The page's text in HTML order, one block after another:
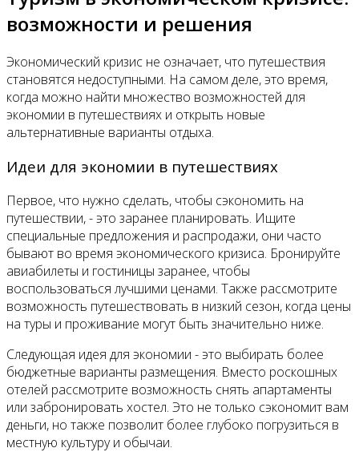
возможности и решения
Экономический кризис не означает, что путешествия
становятся недоступными. На самом деле, это время,
когда можно найти множество возможностей для
экономии в путешествиях и открыть новые
альтернативные варианты отдыха.
Идеи для экономии в путешествиях
Первое, что нужно сделать, чтобы сэкономить на
путешествии, - это заранее планировать. Ищите
специальные предложения и распродажи, они часто
бывают во время экономического кризиса. Бронируйте
авиабилеты и гостиницы заранее, чтобы
воспользоваться лучшими ценами. Также рассмотрите
возможность путешествовать в низкий сезон, когда цены
на туры и проживание могут быть значительно ниже.
Следующая идея для экономии - это выбирать более
бюджетные варианты размещения. Вместо роскошных
отелей рассмотрите возможность снять апартаменты
или забронировать хостел. Это не только сэкономит вам
деньги, но также позволит более глубоко погрузиться в
местную культуру и обычаи.